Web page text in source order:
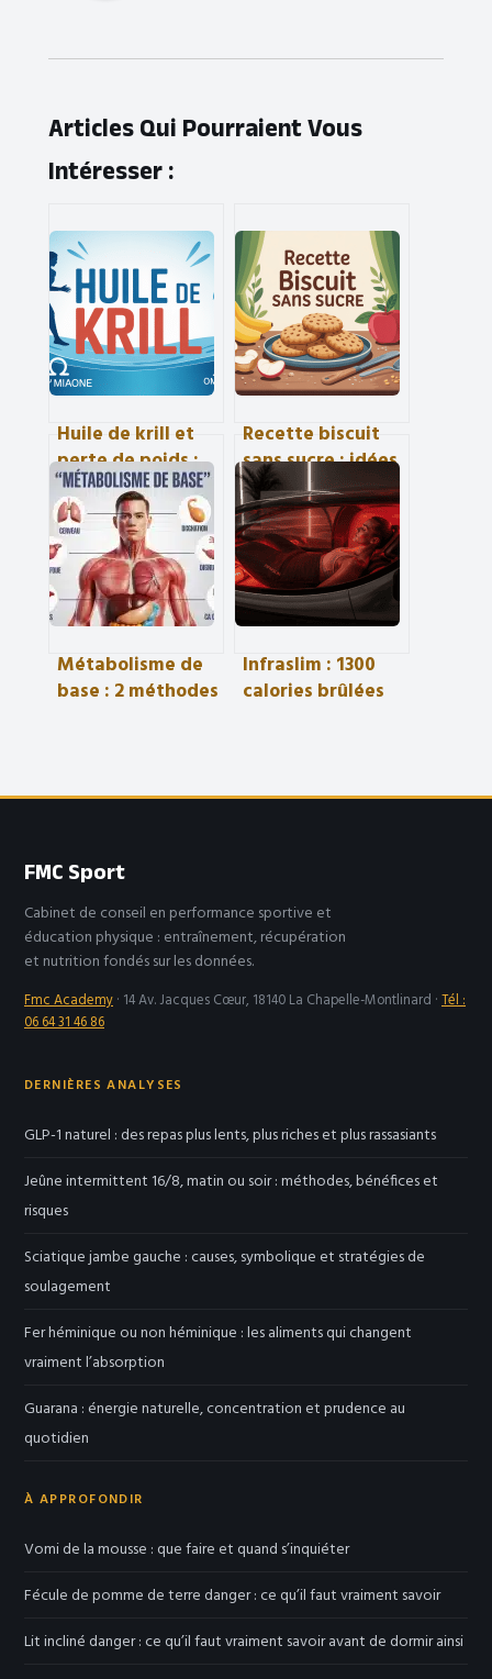
Articles Qui Pourraient Vous
Intéresser :
Huile de krill et
perte de poids :
mythe séduisant
ou vrai coup de
pouce ?
Recette biscuit
sans sucre : idées
simples, saines et
vraiment
gourmandes
Métabolisme de
base : 2 méthodes
caloriques
Infraslim : 1300
calories brûlées
FMC Sport
Cabinet de conseil en performance sportive et
éducation physique : entraînement, récupération
et nutrition fondés sur les données.
Fmc Academy · 14 Av. Jacques Cœur, 18140 La Chapelle-Montlinard · Tél :
06 64 31 46 86
DERNIÈRES ANALYSES
GLP-1 naturel : des repas plus lents, plus riches et plus rassasiants
Jeûne intermittent 16/8, matin ou soir : méthodes, bénéfices et
risques
Sciatique jambe gauche : causes, symbolique et stratégies de
soulagement
Fer héminique ou non héminique : les aliments qui changent
vraiment l’absorption
Guarana : énergie naturelle, concentration et prudence au
quotidien
À APPROFONDIR
Vomi de la mousse : que faire et quand s’inquiéter
Fécule de pomme de terre danger : ce qu’il faut vraiment savoir
Lit incliné danger : ce qu’il faut vraiment savoir avant de dormir ainsi